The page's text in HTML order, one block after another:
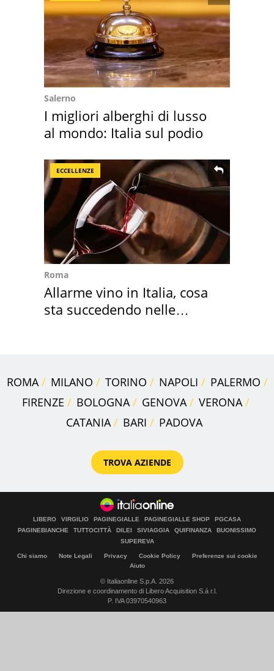
Salerno
I migliori alberghi di lusso
al mondo: Italia sul podio
ECCELLENZE
Roma
Allarme vino in Italia, cosa
sta succedendo nelle
ROMA MILANO TORINO NAPOLI
PALERMO
FIRENZE
BOLOGNA GENOVA
VERONA
CATANIA
BARI PADOVA
TROVA AZIENDE
LIBERO VIRGILIO PAGINEGIALLE PAGINEGIALLE SHOP
PGCASA
PAGINEBIANCHE
TUTTOCITTÀ DILEI SIVIAGGIA QUIFINANZA
BUONISSIMO
SUPEREVA
Chi siamo Note Legali Privacy Cookie Policy
Preferenze sui cookie
Aiuto
© Italiaonline S.p.A. 2026
Direzione e coordinamento di Libero Acquisition S.á r.l.
P. IVA 03970540963